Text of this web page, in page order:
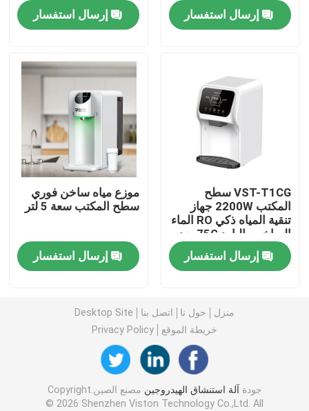
حالات
آلة استنشاق الهيدروجين
آلة الماء الغني بالهيدروجين
مبرد مياه
تنقية المياه
زجاجة الهيدروجين
مُستجيب اختبار الهيدروجين
إرسال استفسار
إرسال استفسار
VST-T1CG سطح
المكتب 2200W جهاز
تنقية المياه ذكي RO الماء
الساخن والبارد 75G بعد
الخدمة قطع غيار مجانية
إرسال استفسار
موزع مياه ساخن فوري
سطح المكتب سعة 5 لتر
إرسال استفسار
منزل حول نا اتصل بنا
Desktop Site
خريطة الموقع
Privacy Policy
جودة آلة استنشاق الهيدروجين
مصنع الصين.Copyright
© 2026 Shenzhen Viston Technology Co.,Ltd. All